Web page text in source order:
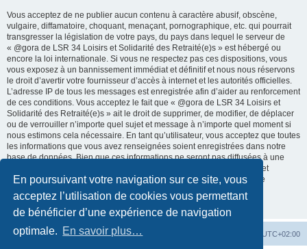
En poursuivant votre navigation sur ce site, vous
acceptez l’utilisation de cookies vous permettant
de bénéficier d’une expérience de navigation
optimale. En savoir plus…
Vous acceptez de ne publier aucun contenu à caractère abusif, obscène,
vulgaire, diffamatoire, choquant, menaçant, pornographique, etc. qui pourrait
transgresser la législation de votre pays, du pays dans lequel le serveur de
« @gora de LSR 34 Loisirs et Solidarité des Retraité(e)s » est hébergé ou
encore la loi internationale. Si vous ne respectez pas ces dispositions, vous
vous exposez à un bannissement immédiat et définitif et nous nous réservons
le droit d’avertir votre fournisseur d’accès à internet et les autorités officielles.
L’adresse IP de tous les messages est enregistrée afin d’aider au renforcement
de ces conditions. Vous acceptez le fait que « @gora de LSR 34 Loisirs et
Solidarité des Retraité(e)s » ait le droit de supprimer, de modifier, de déplacer
ou de verrouiller n’importe quel sujet et message à n’importe quel moment si
nous estimons cela nécessaire. En tant qu’utilisateur, vous acceptez que toutes
les informations que vous avez renseignées soient enregistrées dans notre
base de données. Bien que ces informations ne seront pas diffusées à une
tierce partie sans votre consentement, ni « @gora de LSR 34 Loisirs et
Solidarité des Retraité(e)s », ni phpBB, ne pourront être tenus comme
responsables en cas de tentative de piratage informatique visant à
compromettre vos données.
Accueil du forum UTC+02:00